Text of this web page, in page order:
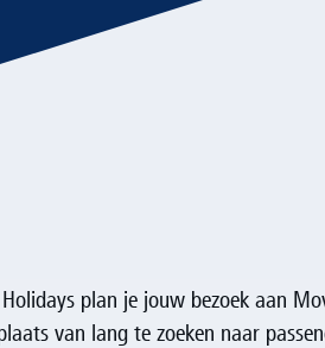
plan je jouw bezoek aan
van lang te zoeken naar